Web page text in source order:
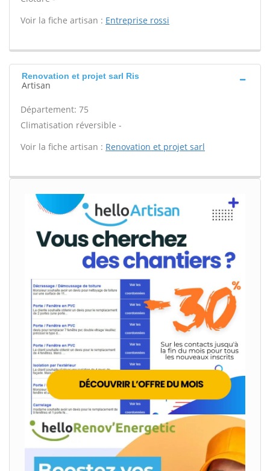
Voir la fiche artisan : Entreprise rossi
Renovation et projet sarl Ris
Artisan
Département: 75
Climatisation réversible -
Voir la fiche artisan : Renovation et projet sarl